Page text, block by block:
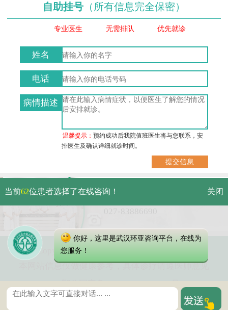
自助挂号 （所有信息完全保密）
专业医生 无需排队 优先就诊
姓名
电话
病情描述
温馨提示：预约成功后我院值班医生将与您联系，安
排医生及确认详细就诊时间。
武汉市硚口区解放大道479号
免费电话：
Copyright 2023 武汉环亚中医白癜风医院
本网站信息仅做健康参考，具体诊疗请遵医师意见
鄂ICP备16003424号-5
当前62位患者选择了在线咨询！ 关闭
你好，这里是武汉环亚咨询平台，在线为
您服务！